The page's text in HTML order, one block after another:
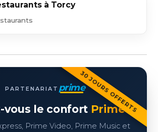
à Torcy
30 JOURS OFFERTS
PARTENARIAT prime
vous le confort Prime
Prime Video, Prime Music et